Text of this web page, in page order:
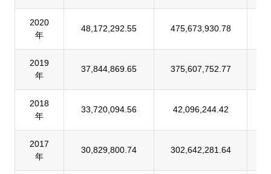
2020
年
48,172,292.55 475,673,930.78
2019
年
37,844,869.65 375,607,752.77
2018
年
33,720,094.56 42,096,244.42
2017
年
30,829,800.74 302,642,281.64